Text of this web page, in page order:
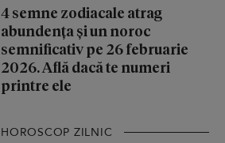
4 semne zodiacale atrag
abundența și un noroc
semnificativ pe 26 februarie
2026. Află dacă te numeri
printre ele
HOROSCOP ZILNIC